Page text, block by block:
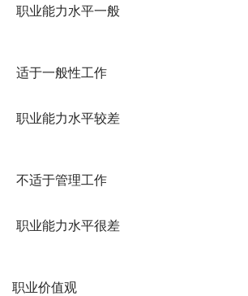
职业能力水平一般
适于一般性工作
职业能力水平较差
不适于管理工作
职业能力水平很差
职业价值观